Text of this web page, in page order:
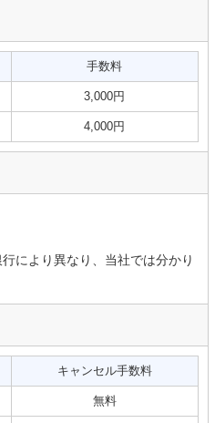
手数料
3,000円
4,000円
により異なり、当社では分かり
キャンセル手数料
無料